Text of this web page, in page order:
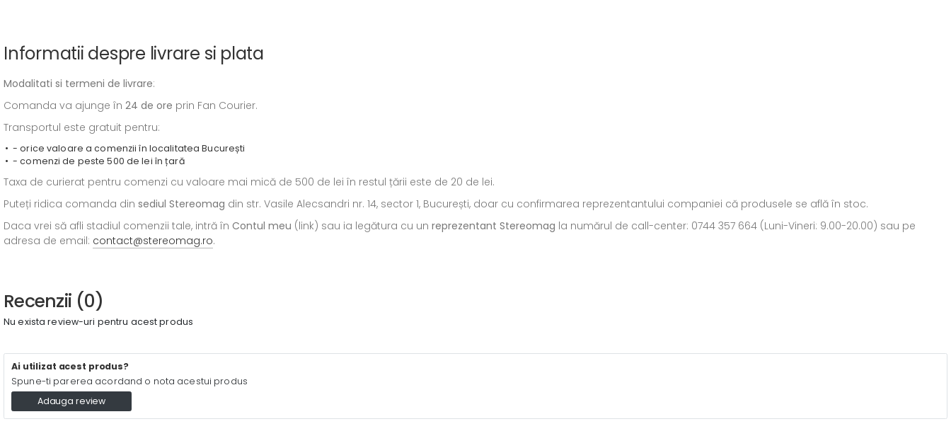
Informatii despre livrare si plata
Modalitati si termeni de livrare:
Comanda va ajunge în 24 de ore prin Fan Courier.
Transportul este gratuit pentru:
- orice valoare a comenzii în localitatea București
- comenzi de peste 500 de lei în țară
Taxa de curierat pentru comenzi cu valoare mai mică de 500 de lei în restul țării este de 20 de lei.
Puteți ridica comanda din sediul Stereomag din str. Vasile Alecsandri nr. 14, sector 1, București, doar cu confirmarea reprezentantului companiei că produsele se află în stoc.
Daca vrei să afli stadiul comenzii tale, intră în Contul meu (link) sau ia legătura cu un reprezentant Stereomag la numărul de call-center: 0744 357 664 (Luni-Vineri: 9.00-20.00) sau pe
adresa de email: contact@stereomag.ro.
Recenzii (0)
Nu exista review-uri pentru acest produs
Ai utilizat acest produs?
Spune-ti parerea acordand o nota acestui produs
Adauga review